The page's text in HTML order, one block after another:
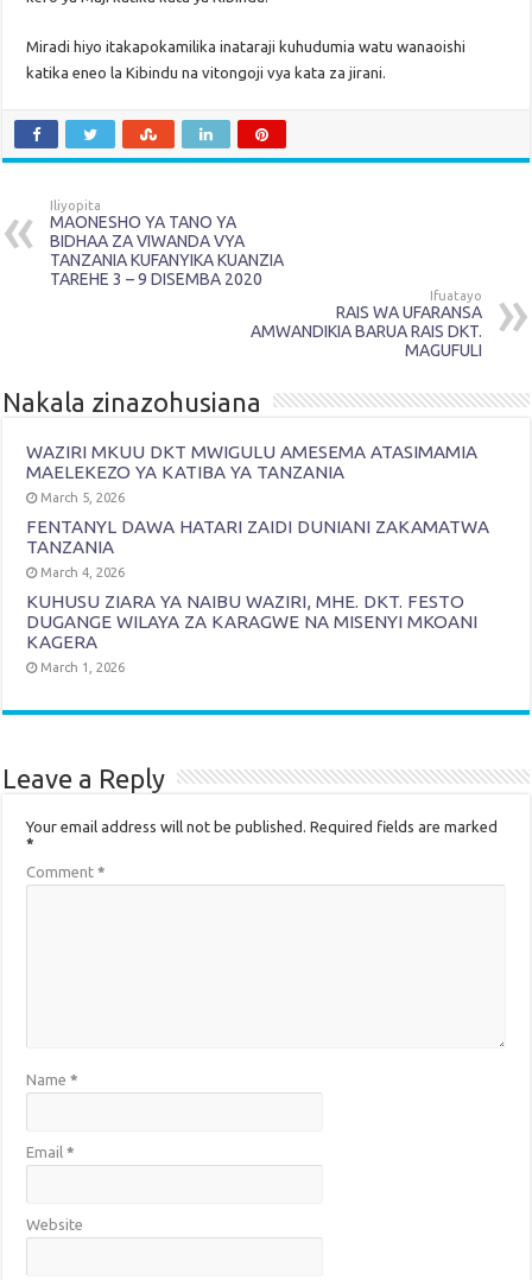
Miradi hiyo itakapokamilika inataraji kuhudumia watu wanaoishi
katika eneo la Kibindu na vitongoji vya kata za jirani.
Iliyopita
MAONESHO YA TANO YA
BIDHAA ZA VIWANDA VYA
TANZANIA KUFANYIKA KUANZIA
TAREHE 3 – 9 DISEMBA 2020
Ifuatayo
RAIS WA UFARANSA
AMWANDIKIA BARUA RAIS DKT.
MAGUFULI
Nakala zinazohusiana
WAZIRI MKUU DKT MWIGULU AMESEMA ATASIMAMIA
MAELEKEZO YA KATIBA YA TANZANIA
March 5, 2026
FENTANYL DAWA HATARI ZAIDI DUNIANI ZAKAMATWA
TANZANIA
March 4, 2026
KUHUSU ZIARA YA NAIBU WAZIRI, MHE. DKT. FESTO
DUGANGE WILAYA ZA KARAGWE NA MISENYI MKOANI
KAGERA
March 1, 2026
Leave a Reply
Your email address will not be published. Required fields are marked
*
Comment*
Name*
Email*
Website